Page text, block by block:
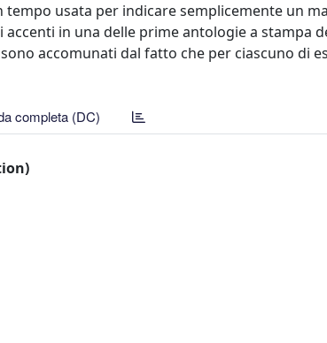
tempo usata per indicare semplicemente un
in una delle prime antologie a stampa
accomunati dal fatto che per ciascuno di
completa (DC)